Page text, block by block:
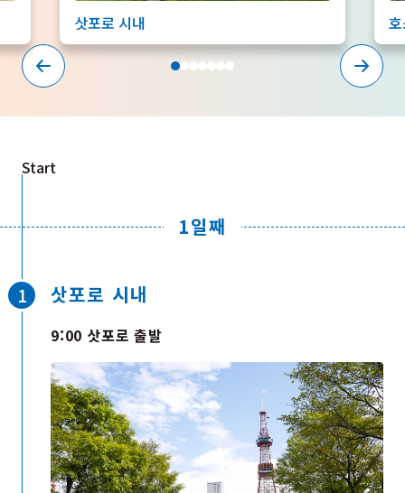
삿포로 시내
Start
1일째
삿포로 시내
9:00 삿포로 출발